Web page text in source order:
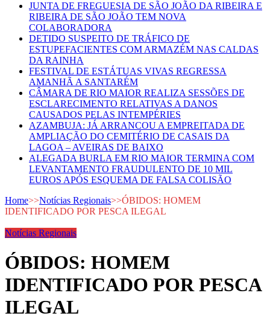
JUNTA DE FREGUESIA DE SÃO JOÃO DA RIBEIRA E
RIBEIRA DE SÃO JOÃO TEM NOVA
COLABORADORA
DETIDO SUSPEITO DE TRÁFICO DE
ESTUPEFACIENTES COM ARMAZÉM NAS CALDAS
DA RAINHA
FESTIVAL DE ESTÁTUAS VIVAS REGRESSA
AMANHÃ A SANTARÉM
CÂMARA DE RIO MAIOR REALIZA SESSÕES DE
ESCLARECIMENTO RELATIVAS A DANOS
CAUSADOS PELAS INTEMPÉRIES
AZAMBUJA: JÁ ARRANCOU A EMPREITADA DE
AMPLIAÇÃO DO CEMITÉRIO DE CASAIS DA
LAGOA – AVEIRAS DE BAIXO
ALEGADA BURLA EM RIO MAIOR TERMINA COM
LEVANTAMENTO FRAUDULENTO DE 10 MIL
EUROS APÓS ESQUEMA DE FALSA COLISÃO
Home>>Notícias Regionais>>ÓBIDOS: HOMEM
IDENTIFICADO POR PESCA ILEGAL
Notícias Regionais
ÓBIDOS: HOMEM
IDENTIFICADO POR PESCA
ILEGAL